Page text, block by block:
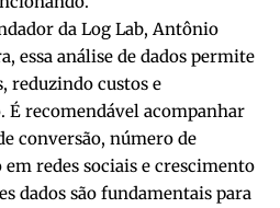
da Log Lab, Antônio
essa análise de dados permite
reduzindo custos e
recomendável acompanhar
conversão, número de
redes sociais e crescimento
dados são fundamentais para